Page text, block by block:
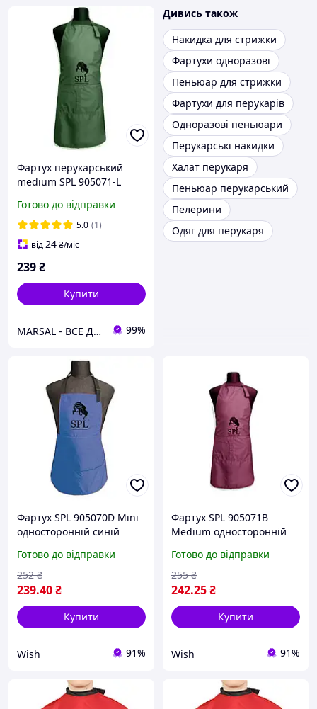
Фартух перукарський
medium SPL 905071-L
Готово до відправки
5.0 (1)
від24₴/міс
239₴
Купити
MARSAL - ВСЕ ДЛЯ САЛОНІВ КРАСИ 99%
Дивись також
Накидка для стрижки
Фартухи одноразові
Пеньюар для стрижки
Фартухи для перукарів
Одноразові пеньюари
Перукарські накидки
Халат перукаря
Пеньюар перукарський
Пелерини
Одяг для перукаря
Фартух SPL 905070D Mini
односторонній синій
Готово до відправки
239.40₴
252 ₴
Купити
Wish 91%
Фартух SPL 905071В
Medium односторонній
Готово до відправки
242.25₴
255 ₴
Купити
Wish 91%